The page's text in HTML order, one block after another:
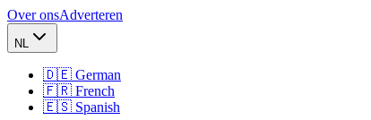
Over onsAdverteren
NL
🇩🇪 German
🇫🇷 French
🇪🇸 Spanish